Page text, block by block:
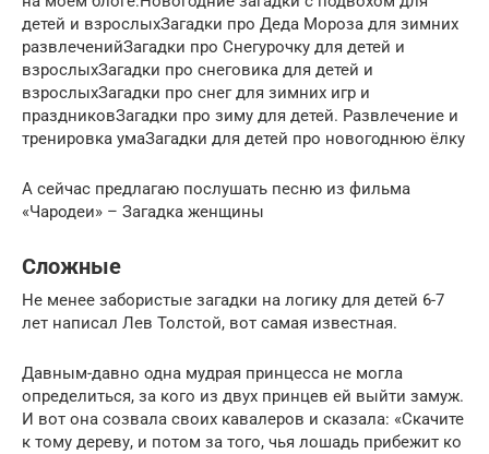
детей и взрослыхЗагадки про Деда Мороза для зимних
развлеченийЗагадки про Снегурочку для детей и
взрослыхЗагадки про снеговика для детей и
взрослыхЗагадки про снег для зимних игр и
праздниковЗагадки про зиму для детей. Развлечение и
тренировка умаЗагадки для детей про новогоднюю ёлку
А сейчас предлагаю послушать песню из фильма
«Чародеи» – Загадка женщины
Сложные
Не менее забористые загадки на логику для детей 6-7
лет написал Лев Толстой, вот самая известная.
Давным-давно одна мудрая принцесса не могла
определиться, за кого из двух принцев ей выйти замуж.
И вот она созвала своих кавалеров и сказала: «Скачите
к тому дереву, и потом за того, чья лошадь прибежит ко